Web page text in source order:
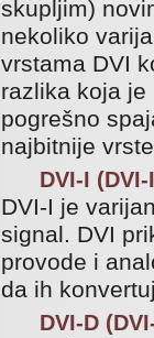
skupljim)
nekoliko
vrstama DVI
razlika koja
pogrešno
najbitnije
DVI-I
DVI-I je
signal. DVI
provode i
da ih
DVI-D